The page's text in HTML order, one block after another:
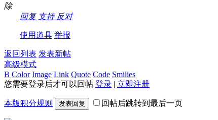
除
回复 支持 反对
使用道具 举报
返回列表 发表新帖
高级模式
B Color Image Link Quote Code Smilies
您需要登录后才可以回帖 登录 | 立即注册
本版积分规则 发表回复 回帖后跳转到最后一页